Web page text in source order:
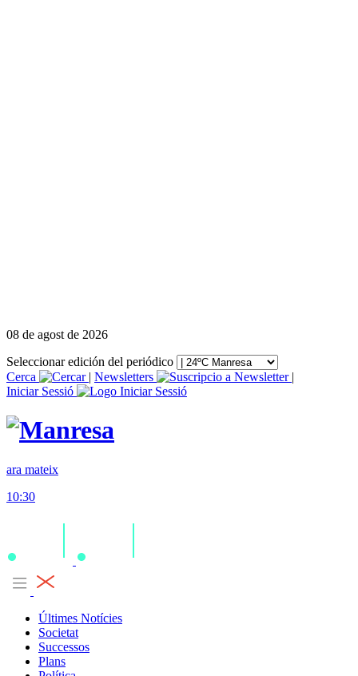
08 de agost de 2026
Seleccionar edición del periódico
Cerca
| Newsletters
|
Iniciar Sessió
ara mateix
10:30
Últimes Notícies
Societat
Successos
Plans